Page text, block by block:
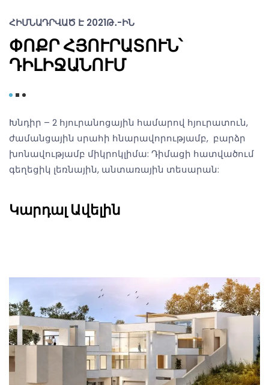
ՀԻՄՆԱԴՐՎԱԾ Է 2021Թ․-ԻՆ
ՓՈՔՐ ՀՅՈՒՐԱՏՈՒՆ՝
ԴԻԼԻՋԱՆՈՒՄ
Խնդիր – 2 հյուրանոցային համարով հյուրատուն,
ժամանցային սրահի հնարավորությամբ, բարձր
խոնավությամբ միկրոկլիմա: Դիմացի հատվածում
գեղեցիկ լեռնային, անտառային տեսարան:
Կարդալ Ավելին